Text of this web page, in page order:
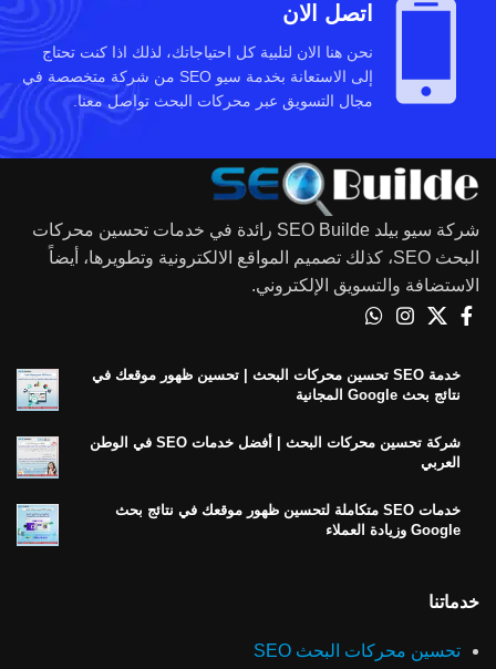
اتصل الان
نحن هنا الان لتلبية كل احتياجاتك، لذلك اذا كنت تحتاج
إلى الاستعانة بخدمة سيو SEO من شركة متخصصة في
مجال التسويق عبر محركات البحث تواصل معنا.
شركة سيو بيلد SEO Builde رائدة في خدمات تحسين محركات
البحث SEO، كذلك تصميم المواقع الالكترونية وتطويرها، أيضاً
الاستضافة والتسويق الإلكتروني.
خدمة SEO تحسين محركات البحث | تحسين ظهور موقعك في
نتائج بحث Google المجانية
شركة تحسين محركات البحث | أفضل خدمات SEO في الوطن
العربي
خدمات SEO متكاملة لتحسين ظهور موقعك في نتائج بحث
Google وزيادة العملاء
خدماتنا
تحسين محركات البحث SEO